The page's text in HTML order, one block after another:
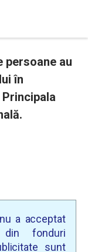
persoane au
în
a acceptat
fonduri
sunt